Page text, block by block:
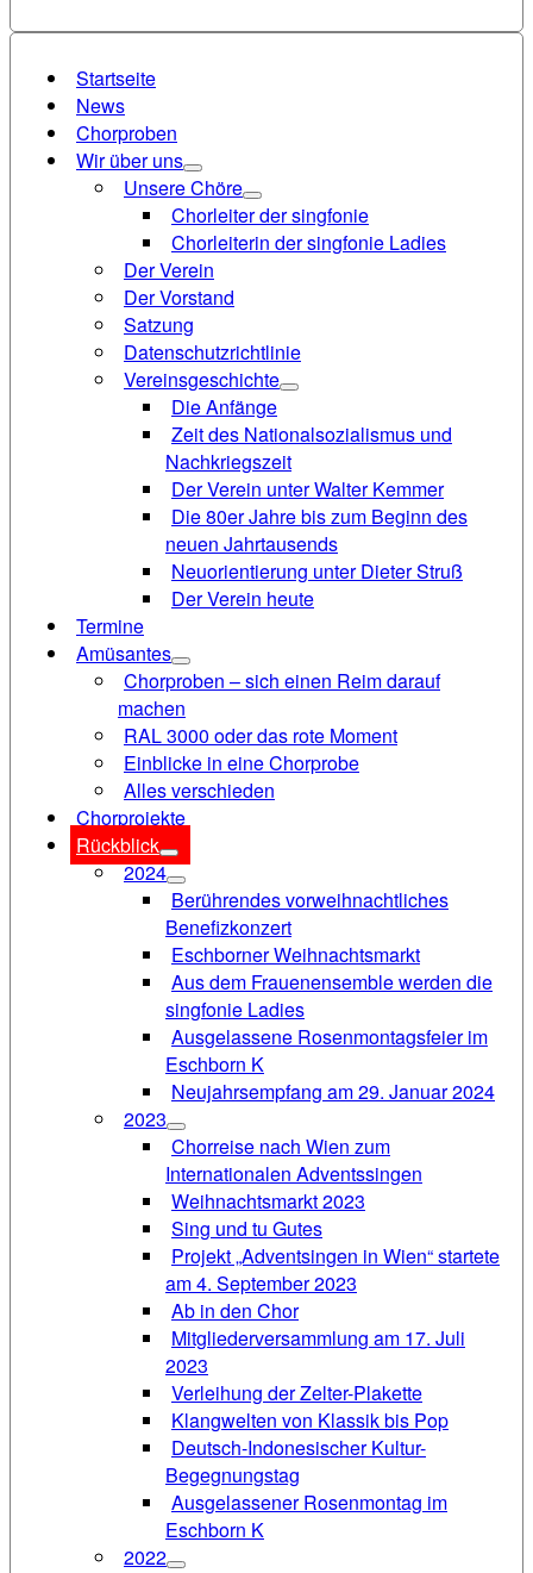
Startseite
News
Chorproben
Wir über uns
Unsere Chöre
Chorleiter der singfonie
Chorleiterin der singfonie Ladies
Der Verein
Der Vorstand
Satzung
Datenschutzrichtlinie
Vereinsgeschichte
Die Anfänge
Zeit des Nationalsozialismus und
Nachkriegszeit
Der Verein unter Walter Kemmer
Die 80er Jahre bis zum Beginn des
neuen Jahrtausends
Neuorientierung unter Dieter Struß
Der Verein heute
Termine
Amüsantes
Chorproben – sich einen Reim darauf
machen
RAL 3000 oder das rote Moment
Einblicke in eine Chorprobe
Alles verschieden
Chorprojekte
Rückblick
2024
Berührendes vorweihnachtliches
Benefizkonzert
Eschborner Weihnachtsmarkt
Aus dem Frauenensemble werden die
singfonie Ladies
Ausgelassene Rosenmontagsfeier im
Eschborn K
Neujahrsempfang am 29. Januar 2024
2023
Chorreise nach Wien zum
Internationalen Adventssingen
Weihnachtsmarkt 2023
Sing und tu Gutes
Projekt „Adventsingen in Wien“ startete
am 4. September 2023
Ab in den Chor
Mitgliederversammlung am 17. Juli
2023
Verleihung der Zelter-Plakette
Klangwelten von Klassik bis Pop
Deutsch-Indonesischer Kultur-
Begegnungstag
Ausgelassener Rosenmontag im
Eschborn K
2022